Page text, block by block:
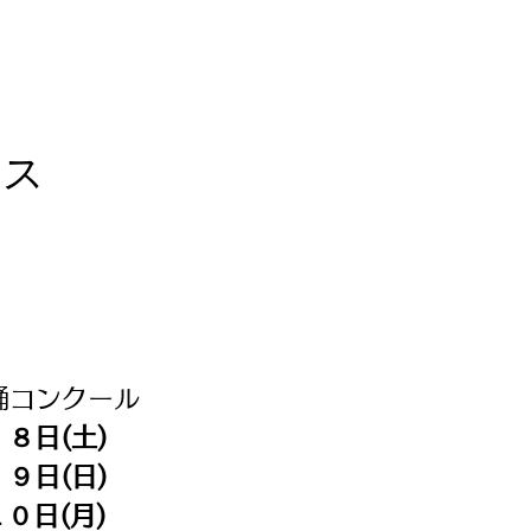
ンクール
８日(土)
９日(日)
０日(月)